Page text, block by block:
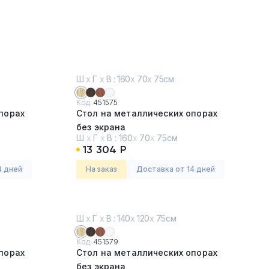
дней
Ш х Г х В : 160х 70х 75см
Код: 451575
Стол на металлических опорах
без экрана
Дуб
Ш х Г х В : 160х 70х 75см
13 304 Р
На заказ Доставка от 14 дней
Ш х Г х В : 140х 120х 75см
Код: 451579
Стол на металлических опорах
без экрана